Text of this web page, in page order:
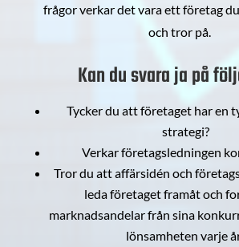
frågor verkar det vara ett företag
och tror på.
Kan du svara ja på
Tycker du att företaget har en
strategi?
Verkar företagsledningen
Tror du att affärsidén och
leda företaget framåt och
marknadsandelar från sina
lönsamheten varje